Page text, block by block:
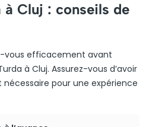
à Cluj : conseils de
vous efficacement avant
à Cluj. Assurez-vous d’avoir
nécessaire pour une expérience